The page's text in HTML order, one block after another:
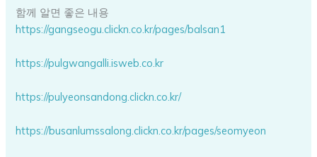
함께 알면 좋은 내용
https://gangseogu.clickn.co.kr/pages/balsan1
https://pulgwangalli.isweb.co.kr
https://pulyeonsandong.clickn.co.kr/
https://busanlumssalong.clickn.co.kr/pages/seomyeon